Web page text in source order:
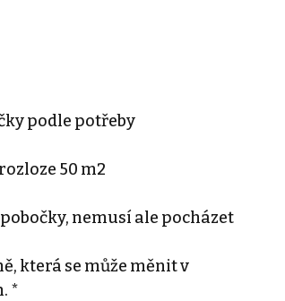
podle potřeby
50 m2
nemusí ale pocházet
která se může měnit v
*